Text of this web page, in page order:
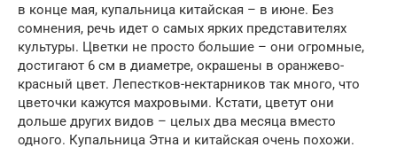
в конце мая, купальница китайская – в июне. Без
сомнения, речь идет о самых ярких представителях
культуры. Цветки не просто большие – они огромные,
достигают 6 см в диаметре, окрашены в оранжево-
красный цвет. Лепестков-нектарников так много, что
цветочки кажутся махровыми. Кстати, цветут они
дольше других видов – целых два месяца вместо
одного. Купальница Этна и китайская очень похожи.